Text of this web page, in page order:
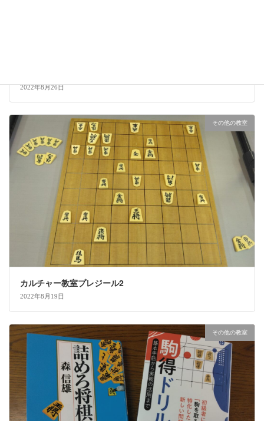
2022年8月26日
その他の教室
カルチャー教室プレジール2
2022年8月19日
その他の教室